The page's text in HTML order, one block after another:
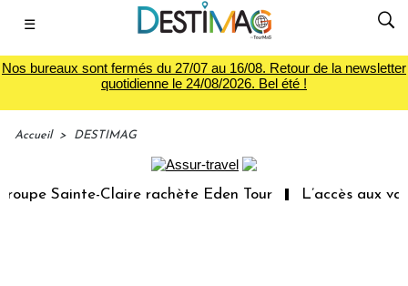
☰
Nos bureaux sont fermés du 27/07 au 16/08. Retour de la newsletter
quotidienne le 24/08/2026. Bel été !
Accueil > DESTIMAG
Sainte-Claire rachète Eden Tour L’accès aux